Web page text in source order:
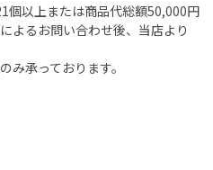
個以上または商品代総額50,000円
よるお問い合わせ後、当店より
承っております。